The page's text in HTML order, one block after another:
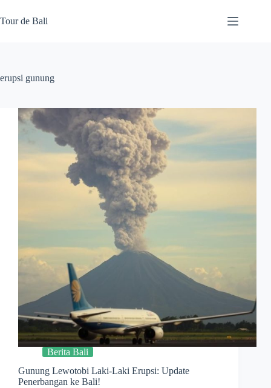
to
content
Tour de Bali
erupsi gunung
Berita Bali
Gunung Lewotobi Laki-Laki Erupsi: Update
Penerbangan ke Bali!